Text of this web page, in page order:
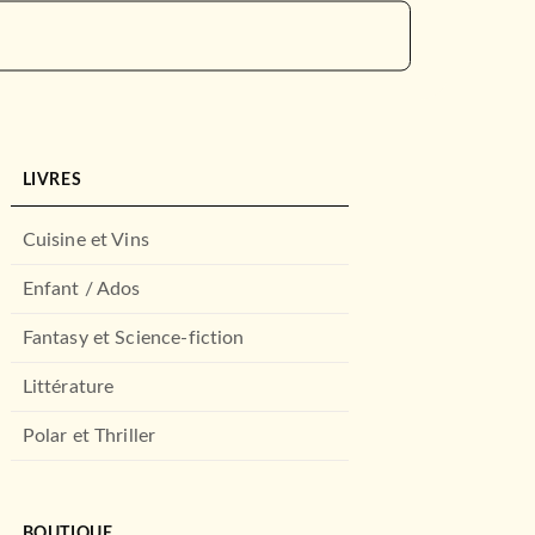
LIVRES
Cuisine et Vins
Enfant / Ados
Fantasy et Science-fiction
Littérature
Polar et Thriller